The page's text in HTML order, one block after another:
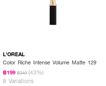
L'OREAL
Color Riche Intense Volume Matte 129
฿199 ฿349 (43%)
8 Variations